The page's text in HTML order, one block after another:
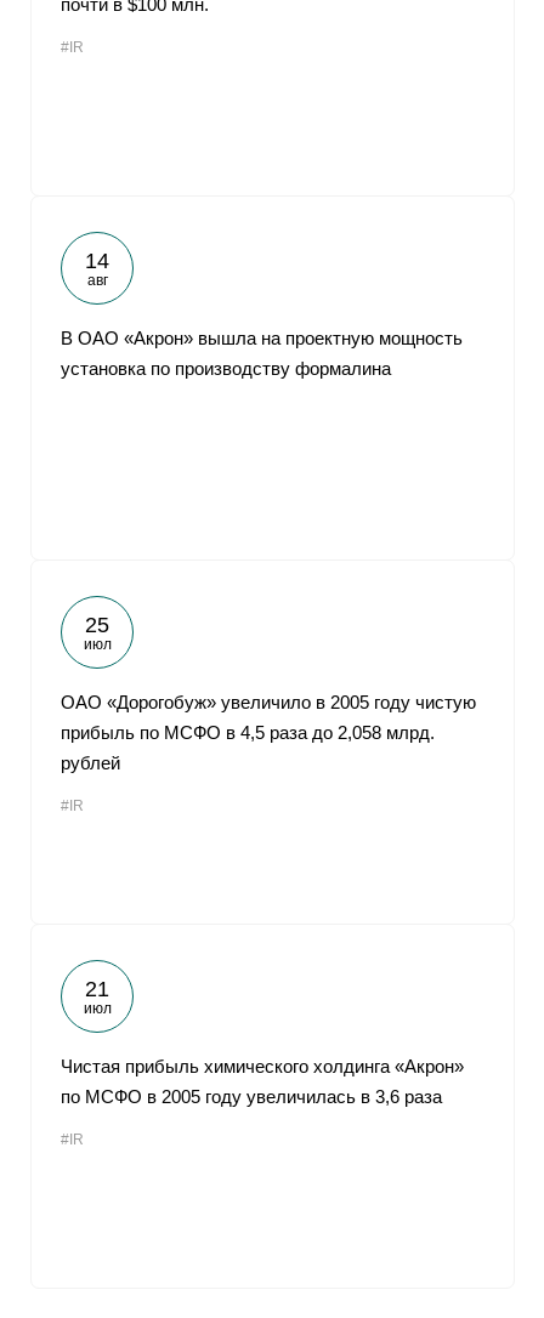
почти в $100 млн.
#IR
14
авг
В ОАО «Акрон» вышла на проектную мощность
установка по производству формалина
25
июл
ОАО «Дорогобуж» увеличило в 2005 году чистую
прибыль по МСФО в 4,5 раза до 2,058 млрд.
рублей
#IR
21
июл
Чистая прибыль химического холдинга «Акрон»
по МСФО в 2005 году увеличилась в 3,6 раза
#IR